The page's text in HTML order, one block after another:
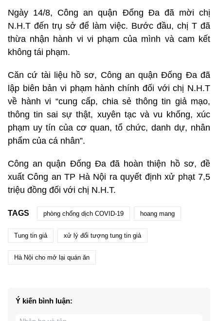
Ngày 14/8, Công an quận Đống Đa đã mời chị
N.H.T đến trụ sở để làm việc. Bước đầu, chị T đã
thừa nhận hành vi vi phạm của mình và cam kết
không tái phạm.
Căn cứ tài liệu hồ sơ, Công an quận Đống Đa đã
lập biên bản vi phạm hành chính đối với chị N.H.T
về hành vi “cung cấp, chia sẻ thông tin giả mạo,
thông tin sai sự thật, xuyên tạc và vu khống, xúc
phạm uy tín của cơ quan, tổ chức, danh dự, nhân
phẩm của cá nhân”.
Công an quận Đống Đa đã hoàn thiện hồ sơ, đề
xuất Công an TP Hà Nội ra quyết định xử phạt 7,5
triệu đồng đối với chị N.H.T.
TAGS phòng chống dịch COVID-19 hoang mang
Tung tin giả xử lý đối tượng tung tin giả
Hà Nội cho mở lại quán ăn
Ý kiến bình luận: